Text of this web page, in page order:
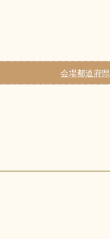
会場都道府県